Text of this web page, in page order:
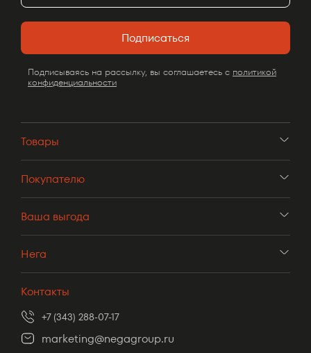
Подписаться
Подписываясь на рассылку, вы соглашаетесь с политикой
конфиденциальности
Товары
Покупателю
Ваша выгода
Нега
Контакты
+7 (343) 288-07-17
marketing@negagroup.ru